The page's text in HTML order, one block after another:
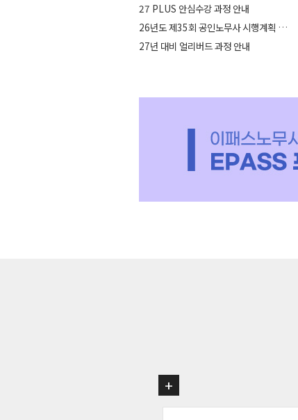
27 PLUS 안심수강 과정 안내
26년도 제35회 공인노무사 시행계획 공고
27년 대비 얼리버드 과정 안내
+